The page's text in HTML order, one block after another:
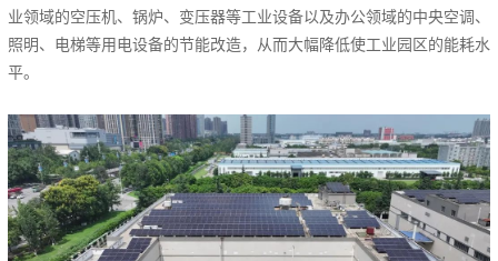
业领域的空压机、锅炉、变压器等工业设备以及办公领域的中央空调、
照明、电梯等用电设备的节能改造，从而大幅降低使工业园区的能耗水
平。